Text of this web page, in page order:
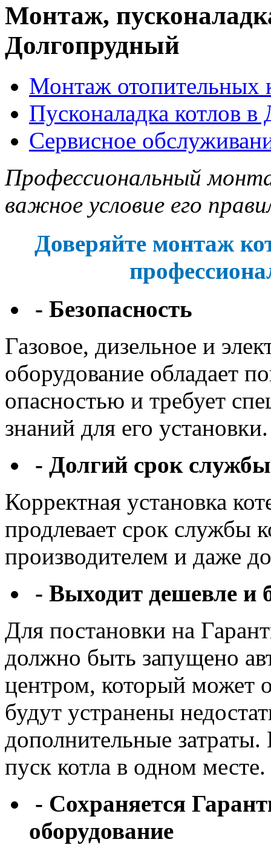
Монтаж,
Долгопрудный
Монтаж отопительных
Пусконаладка котлов
Сервисное
Профессиональный
важное условие его
Доверяйте монтаж
- Безопасность
Газовое, дизельное и
оборудование обладает
опасностью и требует
знаний для его установки.
- Долгий срок службы
Корректная установка
продлевает срок службы
производителем и даже
- Выходит дешевле и
Для постановки на
должно быть запущено
центром, который может
будут устранены
дополнительные
пуск котла в одном месте.
- Сохраняется
оборудование